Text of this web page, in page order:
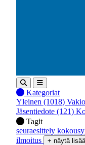
Kategoriat
Yleinen (1018)
Jäsentiedote (121)
Tagit
seuraesittely
ilmoitus
+ näytä lisää